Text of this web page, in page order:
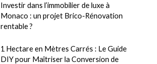
Investir dans l’immobilier de luxe à
Monaco : un projet Brico-Rénovation
rentable ?
1 Hectare en Mètres Carrés : Le Guide
DIY pour Maîtriser la Conversion de